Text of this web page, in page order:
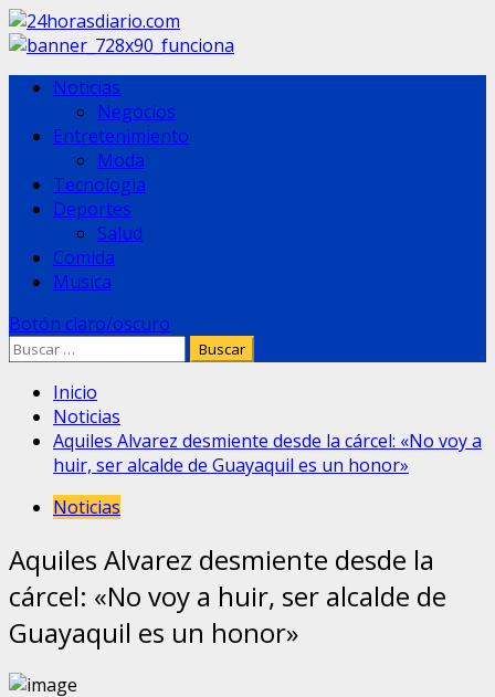
Saltar
al
Menú
principal
Noticias
Negocios
Entretenimiento
Moda
Tecnologia
Deportes
Salud
Comida
Musica
Botón claro/oscuro
Buscar:
Inicio
Noticias
Aquiles Alvarez desmiente desde la cárcel: «No voy a
huir, ser alcalde de Guayaquil es un honor»
Noticias
Aquiles Alvarez desmiente desde la
cárcel: «No voy a huir, ser alcalde de
Guayaquil es un honor»